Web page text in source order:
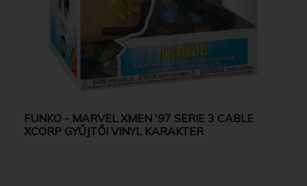
FUNKO - MARVEL XMEN '97 SERIE 3 CABLE
XCORP GYŰJTŐI VINYL KARAKTER